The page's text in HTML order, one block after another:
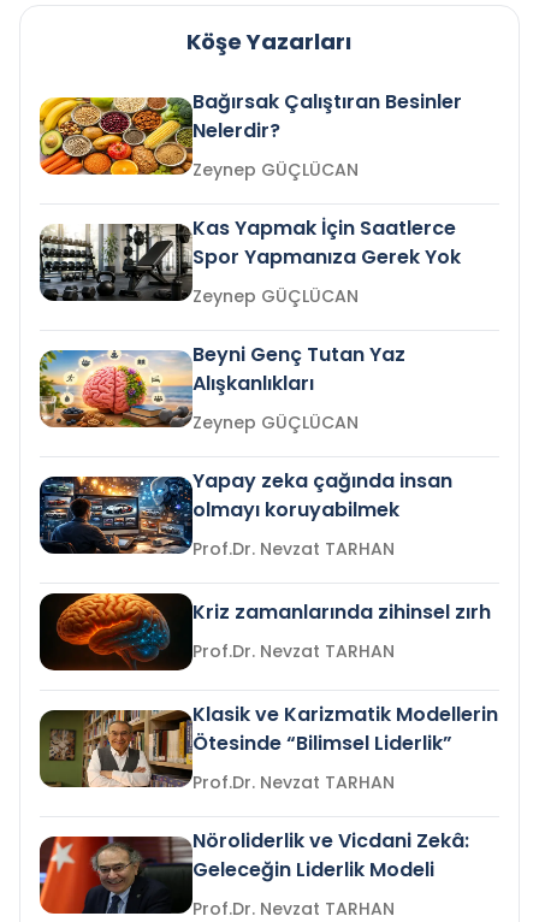
Köşe Yazarları
Bağırsak Çalıştıran Besinler
Nelerdir?
Zeynep GÜÇLÜCAN
Kas Yapmak İçin Saatlerce
Spor Yapmanıza Gerek Yok
Zeynep GÜÇLÜCAN
Beyni Genç Tutan Yaz
Alışkanlıkları
Zeynep GÜÇLÜCAN
Yapay zeka çağında insan
olmayı koruyabilmek
Prof.Dr. Nevzat TARHAN
Kriz zamanlarında zihinsel zırh
Prof.Dr. Nevzat TARHAN
Klasik ve Karizmatik Modellerin
Ötesinde “Bilimsel Liderlik”
Prof.Dr. Nevzat TARHAN
Nöroliderlik ve Vicdani Zekâ:
Geleceğin Liderlik Modeli
Prof.Dr. Nevzat TARHAN